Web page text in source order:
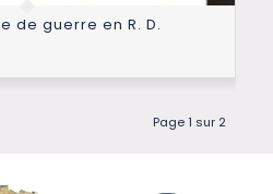
de guerre en R. D.
Page 1 sur 2